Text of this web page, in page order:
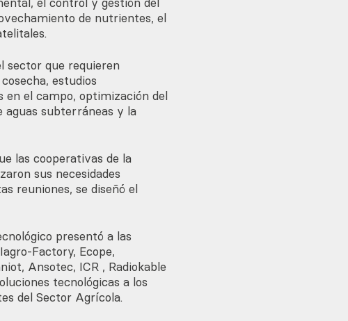
de nutrientes, el
sector que requieren
estudios
en el campo, optimización del
aguas subterráneas y la
las cooperativas de la
sus necesidades
reuniones, se diseñó el
presentó a las
Factory, Ecope,
Ansotec, ICR , Radiokable
tecnológicas a los
del Sector Agrícola.